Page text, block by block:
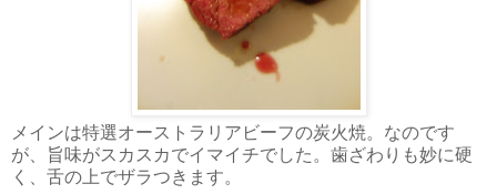
メインは特選オーストラリアビーフの炭火焼。なのです
が、旨味がスカスカでイマイチでした。歯ざわりも妙に硬
く、舌の上でザラつきます。